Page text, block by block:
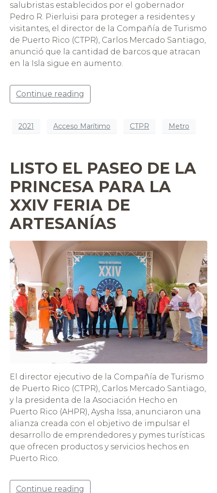
salubristas establecidos por el gobernador
Pedro R. Pierluisi para proteger a residentes y
visitantes, el director de la Compañía de Turismo
de Puerto Rico (CTPR), Carlos Mercado Santiago,
anunció que la cantidad de barcos que atracan
en la Isla sigue en aumento.
Continue reading
2021 Acceso Marítimo CTPR Metro
LISTO EL PASEO DE LA
PRINCESA PARA LA
XXIV FERIA DE
ARTESANÍAS
El director ejecutivo de la Compañía de Turismo
de Puerto Rico (CTPR), Carlos Mercado Santiago,
y la presidenta de la Asociación Hecho en
Puerto Rico (AHPR), Aysha Issa, anunciaron una
alianza creada con el objetivo de impulsar el
desarrollo de emprendedores y pymes turísticas
que ofrecen productos y servicios hechos en
Puerto Rico.
Continue reading